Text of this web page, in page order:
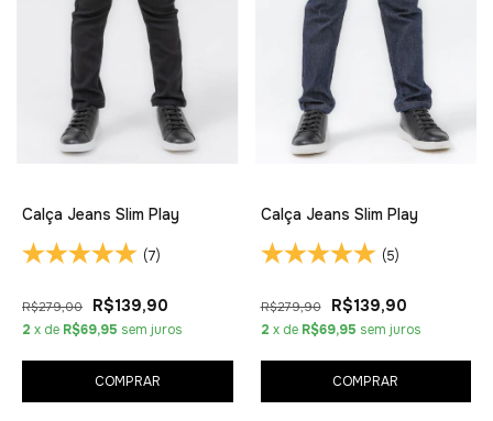
Calça Jeans Slim Play
(7)
R$279,00 R$139,90
2 x de R$69,95 sem juros
COMPRAR
Calça Jeans Slim Play
(5)
R$279,90 R$139,90
2 x de R$69,95 sem juros
COMPRAR